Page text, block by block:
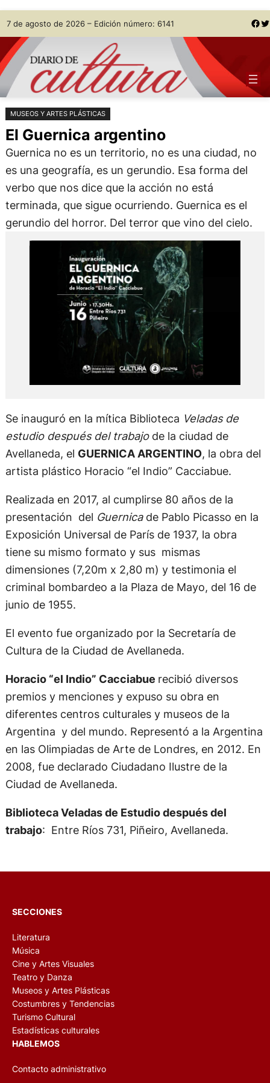
Saltar
al
contenido
Skip
to
content
7 de agosto de 2026 – Edición número: 6141 Facebook Twitter
MUSEOS Y ARTES PLÁSTICAS
El Guernica argentino
Guernica no es un territorio, no es una ciudad, no
es una geografía, es un gerundio. Esa forma del
verbo que nos dice que la acción no está
terminada, que sigue ocurriendo. Guernica es el
gerundio del horror. Del terror que vino del cielo.
Se inauguró en la mítica Biblioteca Veladas de
estudio después del trabajode la ciudad de
Avellaneda, el GUERNICA ARGENTINO, la obra del
artista plástico Horacio “el Indio” Cacciabue.
Realizada en 2017, al cumplirse 80 años de la
presentación del Guernicade Pablo Picasso en la
Exposición Universal de París de 1937, la obra
tiene su mismo formato y sus mismas
dimensiones (7,20m x 2,80 m) y testimonia el
criminal bombardeo a la Plaza de Mayo, del 16 de
junio de 1955.
El evento fue organizado por la Secretaría de
Cultura de la Ciudad de Avellaneda.
Horacio “el Indio” Cacciabue recibió diversos
premios y menciones y expuso su obra en
diferentes centros culturales y museos de la
Argentina y del mundo. Representó a la Argentina
en las Olimpiadas de Arte de Londres, en 2012. En
2008, fue declarado Ciudadano Ilustre de la
Ciudad de Avellaneda.
Biblioteca Veladas de Estudio después del
trabajo: Entre Ríos 731, Piñeiro, Avellaneda.
SECCIONES
Literatura
Música
Cine y Artes Visuales
Teatro y Danza
Museos y Artes Plásticas
Costumbres y Tendencias
Turismo Cultural
Estadísticas culturales
HABLEMOS
Contacto administrativo